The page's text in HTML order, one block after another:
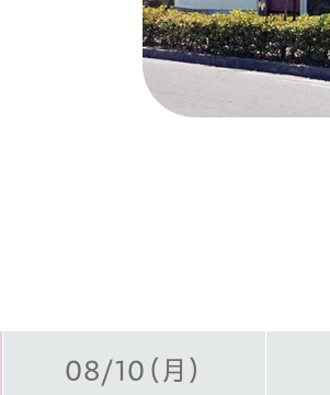
08/10（月）